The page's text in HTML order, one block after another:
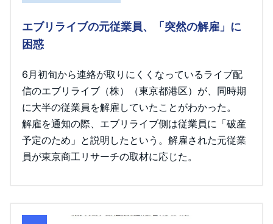
エブリライブの元従業員、「突然の解雇」に
困惑
6月初旬から連絡が取りにくくなっているライブ配
信のエブリライブ（株）（東京都港区）が、同時期
に大半の従業員を解雇していたことがわかった。
解雇を通知の際、エブリライブ側は従業員に「破産
予定のため」と説明したという。解雇された元従業
員が東京商工リサーチの取材に応じた。